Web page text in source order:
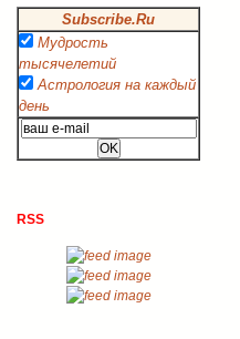
Subscribe.Ru
Мудрость
тысячелетий
Астрология на каждый
день
RSS